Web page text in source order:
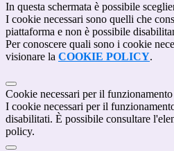
In questa schermata è possibile
I cookie necessari sono quelli che
piattaforma e non è possibile
Per conoscere quali sono i cookie
visionare la COOKIE POLICY.
Cookie necessari per il funzionamento
I cookie necessari per il
disabilitati. È possibile consultare
policy.